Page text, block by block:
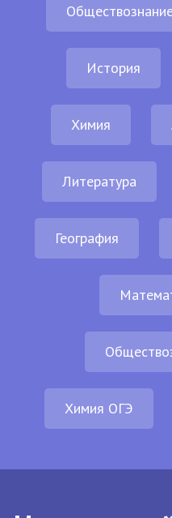
История
Химия
Литература
География
Химия ОГЭ